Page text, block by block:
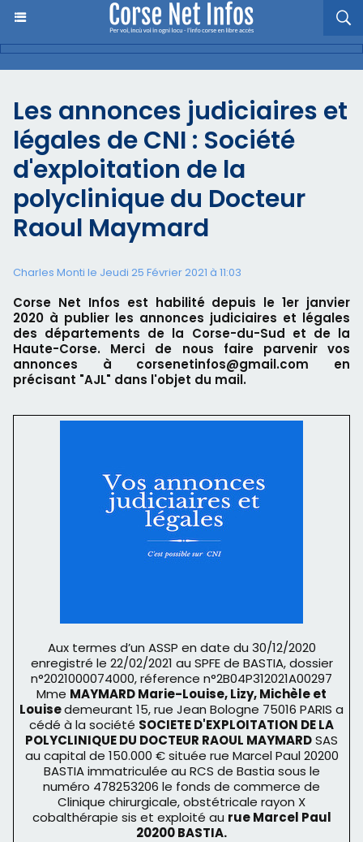
Les annonces judiciaires et
légales de CNI : Société
d'exploitation de la
polyclinique du Docteur
Raoul Maymard
Charles Monti le Jeudi 25 Février 2021 à 11:03
Corse Net Infos est habilité depuis le 1er janvier
2020 à publier les annonces judiciaires et légales
des départements de la Corse-du-Sud et de la
Haute-Corse. Merci de nous faire parvenir vos
annonces à corsenetinfos@gmail.com en
précisant "AJL" dans l'objet du mail.
Aux termes d’un ASSP en date du 30/12/2020
enregistré le 22/02/2021 au SPFE de BASTIA, dossier
n°2021000074000, réference n°2B04P312021A00297
Mme MAYMARD Marie-Louise, Lizy, Michèle et
Louisedemeurant 15, rue Jean Bologne 75016 PARIS a
cédé à la société SOCIETE D'EXPLOITATION DE LA
POLYCLINIQUE DU DOCTEUR RAOUL MAYMARDSAS
au capital de 150.000 € située rue Marcel Paul 20200
BASTIA immatriculée au RCS de Bastia sous le
numéro 478253206 le fonds de commerce de
Clinique chirurgicale, obstétricale rayon X
cobalthérapie sis et exploité au rue Marcel Paul
20200 BASTIA.